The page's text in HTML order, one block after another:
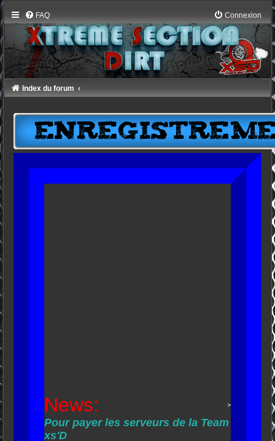
FAQ Connexion
Index du forum
News: >
Pour payer les serveurs de la Team
xs'D